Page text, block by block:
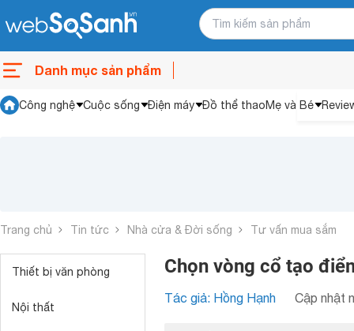
Danh mục sản phẩm
Công nghệ Cuộc sống Điện máy Đồ thể thaoMẹ và Bé
Trang chủ Tin tức Nhà cửa & Đời sống Tư vấn mua sắm
Thiết bị văn phòng
Nội thất
Chọn vòng cổ tạo
Tác giả: Hồng Hạnh Cập nhật